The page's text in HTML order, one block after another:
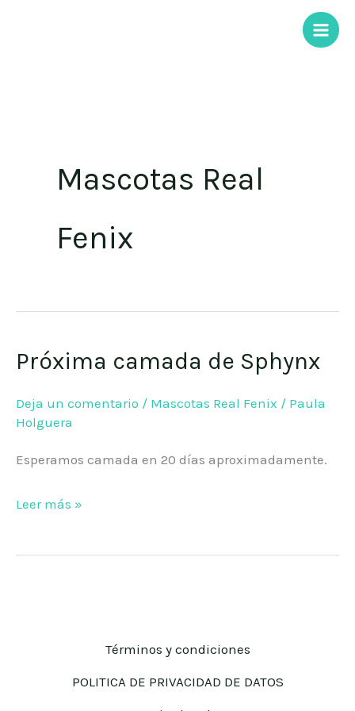
Mascotas Real
Fenix
Próxima camada de Sphynx
Deja un comentario / Mascotas Real Fenix / Paula
Holguera
Esperamos camada en 20 días aproximadamente.
Próxima
de
Sphynx
Leer más »
Términos y condiciones
POLITICA DE PRIVACIDAD DE DATOS